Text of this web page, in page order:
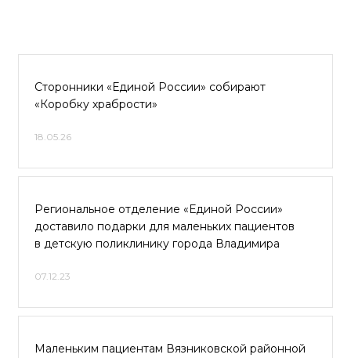
Сторонники «Единой России» собирают
«Коробку храбрости»
18.05.26
Региональное отделение «Единой России»
доставило подарки для маленьких пациентов
в детскую поликлинику города Владимира
07.12.23
Маленьким пациентам Вязниковской районной